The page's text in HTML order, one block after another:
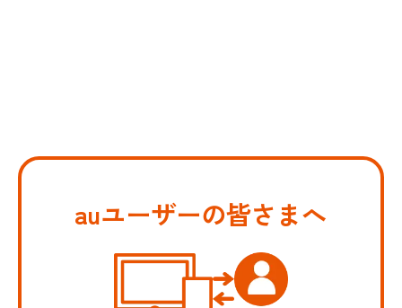
auユーザーの皆さまへ